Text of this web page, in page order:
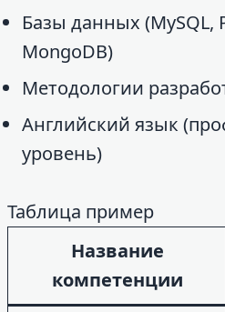
Базы данных (MySQL,
MongoDB)
Методологии
Английский язык
уровень)
Таблица пример
Название
компетенции